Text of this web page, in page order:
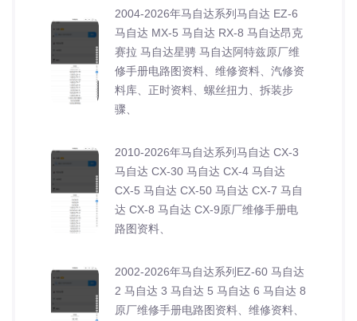
2004-2026年马自达系列马自达 EZ-6
马自达 MX-5 马自达 RX-8 马自达昂克
赛拉 马自达星骋 马自达阿特兹原厂维
修手册电路图资料、维修资料、汽修资
料库、正时资料、螺丝扭力、拆装步
骤、
2010-2026年马自达系列马自达 CX-3
马自达 CX-30 马自达 CX-4 马自达
CX-5 马自达 CX-50 马自达 CX-7 马自
达 CX-8 马自达 CX-9原厂维修手册电
路图资料、
2002-2026年马自达系列EZ-60 马自达
2 马自达 3 马自达 5 马自达 6 马自达 8
原厂维修手册电路图资料、维修资料、